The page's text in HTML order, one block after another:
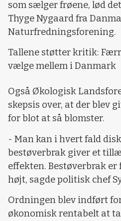
som sælger frøene, lød
Thyge Nygaard fra
Naturfredningsforening.
Tallene støtter kritik:
vælge mellem i Danmark
Også Økologisk
skepsis over, at der blev
for blot at så blomster.
- Man kan i hvert fald
bestøverbrak giver et
effekten. Bestøverbrak
højt, sagde politisk chef
Ordningen blev indført
økonomisk rentabelt at